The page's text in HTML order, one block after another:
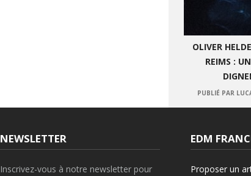
OLIVER
REIMS :
PUBLIÉ PAR
NEWSLETTER
Inscrivez-vous à notre newsletter pour
EDM
Proposer un